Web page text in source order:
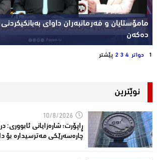
مامۆستایان و فەرمانبەران داوای
دەکەن
دواتر 1
2 3 4 پێشتر
نوێترین
10/8/2026
ڕاپۆرت؛ شاره‌زایانی ئابووری:
چاره‌سه‌رێكی مه‌ترسیداره‌ بۆ